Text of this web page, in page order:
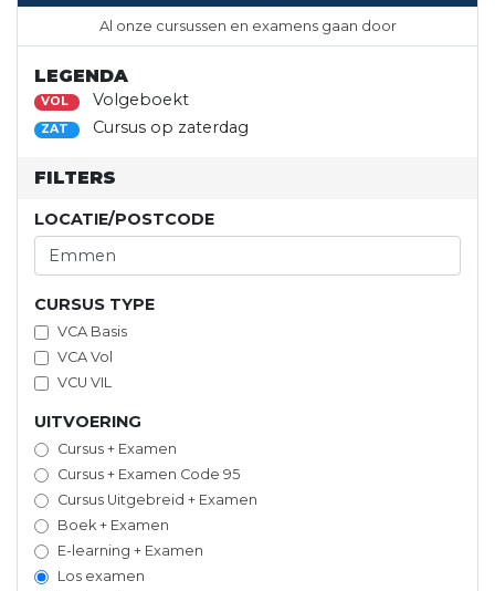
Al onze cursussen en examens gaan door
LEGENDA
VOL Volgeboekt
ZAT Cursus op zaterdag
FILTERS
LOCATIE/POSTCODE
CURSUS TYPE
VCA Basis
VCA Vol
VCU VIL
UITVOERING
Cursus + Examen
Cursus + Examen Code 95
Cursus Uitgebreid + Examen
Boek + Examen
E-learning + Examen
Los examen